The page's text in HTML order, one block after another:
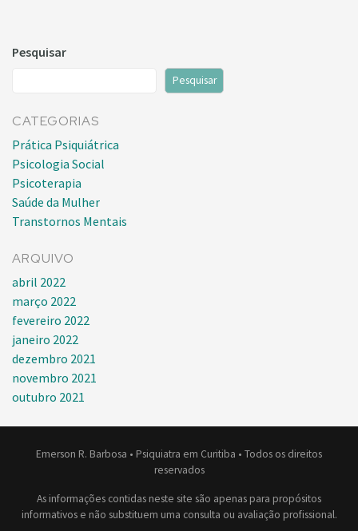
Pesquisar
Pesquisar
CATEGORIAS
Prática Psiquiátrica
Psicologia Social
Psicoterapia
Saúde da Mulher
Transtornos Mentais
ARQUIVO
abril 2022
março 2022
fevereiro 2022
janeiro 2022
dezembro 2021
novembro 2021
outubro 2021
Emerson R. Barbosa • Psiquiatra em Curitiba • Todos os direitos
reservados
As informações contidas neste site são apenas para propósitos
informativos e não substituem uma consulta ou avaliação profissional.